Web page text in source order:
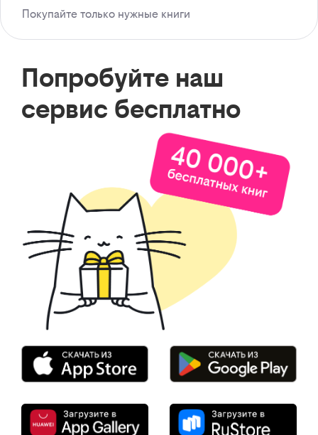
Покупайте только нужные книги
Попробуйте наш
сервис бесплатно